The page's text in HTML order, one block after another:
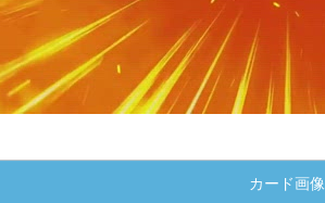
00:00/ [ TRUVID ] POKEMON
カード画像